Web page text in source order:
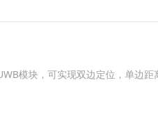
模块，可实现双边定位，单边距